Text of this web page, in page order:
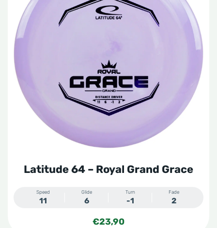
Latitude 64 – Royal Grand Grace
Speed
11
Glide
6
Turn
-1
Fade
2
€23,90